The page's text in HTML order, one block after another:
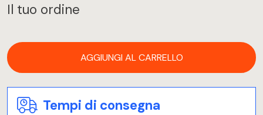
Il tuo ordine
AGGIUNGI AL CARRELLO
Tempi di consegna